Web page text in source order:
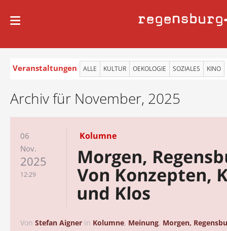
regensburg
Veranstaltungen ALLE KULTUR OEKOLOGIE SOZIALES KINO
Archiv für November, 2025
06
Nov.
2025
12:29
Kolumne
Morgen,
Von Konzepten,
und Klos
Von Stefan Aigner in Kolumne, Meinung, Morgen,